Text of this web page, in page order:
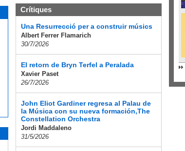
Crítiques
Una Resurrecció per a construir músics
Albert Ferrer Flamarich
30/7/2026
El retorn de Bryn Terfel a Peralada
Xavier Paset
26/7/2026
John Eliot Gardiner regresa al Palau de
la Música con su nueva formación,The
Constellation Orchestra
Jordi Maddaleno
31/5/2026